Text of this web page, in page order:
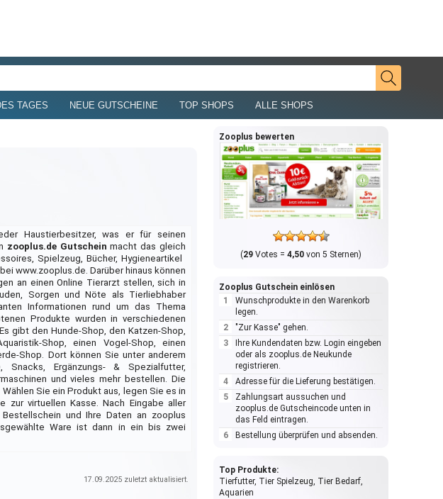
TAGES NEUE GUTSCHEINE TOP SHOPS ALLE SHOPS
Haustierbesitzer, was er für seinen
zooplus.de Gutschein macht das gleich
Spielzeug, Bücher, Hygieneartikel 
www.zooplus.de. Darüber hinaus können
an einen Online Tierarzt stellen, sich in
Sorgen und Nöte als Tierliebhaber
Informationen rund um das Thema
Produkte wurden in verschiedenen
gibt den Hunde-Shop, den Katzen-Shop,
Shop, einen Vogel-Shop, einen
Shop. Dort können Sie unter anderem
Snacks, Ergänzungs- & Spezialfutter,
und vieles mehr bestellen. Die
Sie ein Produkt aus, legen Sie es in
zur virtuellen Kasse. Nach Eingabe aller
und Ihre Daten an zooplus
Ware ist dann in ein bis zwei
17.09.2025 zuletzt aktualisiert.
Zooplus bewerten
(29 Votes = 4,50 von 5 Sternen)
Zooplus Gutschein einlösen
Wunschprodukte in den Warenkorb
legen.
"Zur Kasse" gehen.
Ihre Kundendaten bzw. Login eingeben
oder als zooplus.de Neukunde
registrieren.
Adresse für die Lieferung bestätigen.
Zahlungsart aussuchen und
zooplus.de Gutscheincode unten in
das Feld eintragen.
Bestellung überprüfen und absenden.
Top Produkte:
Tierfutter, Tier Spielzeug, Tier Bedarf,
Aquarien